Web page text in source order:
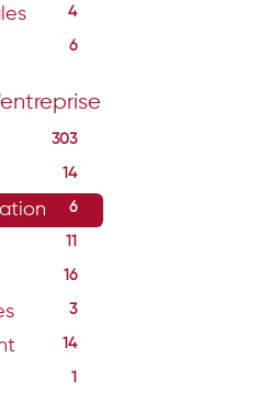
4
6
303
14
6
11
16
3
14
1